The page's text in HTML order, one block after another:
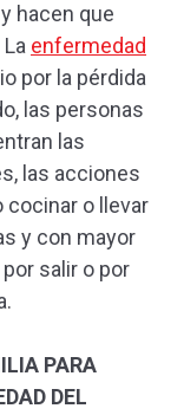
hacen que
enfermedad
por la pérdida
las personas
las
las acciones
cocinar o llevar
y con mayor
salir o por
PARA
DEL